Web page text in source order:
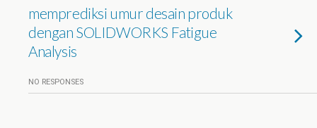
memprediksi umur desain produk
dengan SOLIDWORKS Fatigue
Analysis
NO RESPONSES